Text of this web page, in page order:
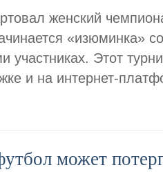
женский
«изюминка»
участниках. Этот
и на интернет-
может